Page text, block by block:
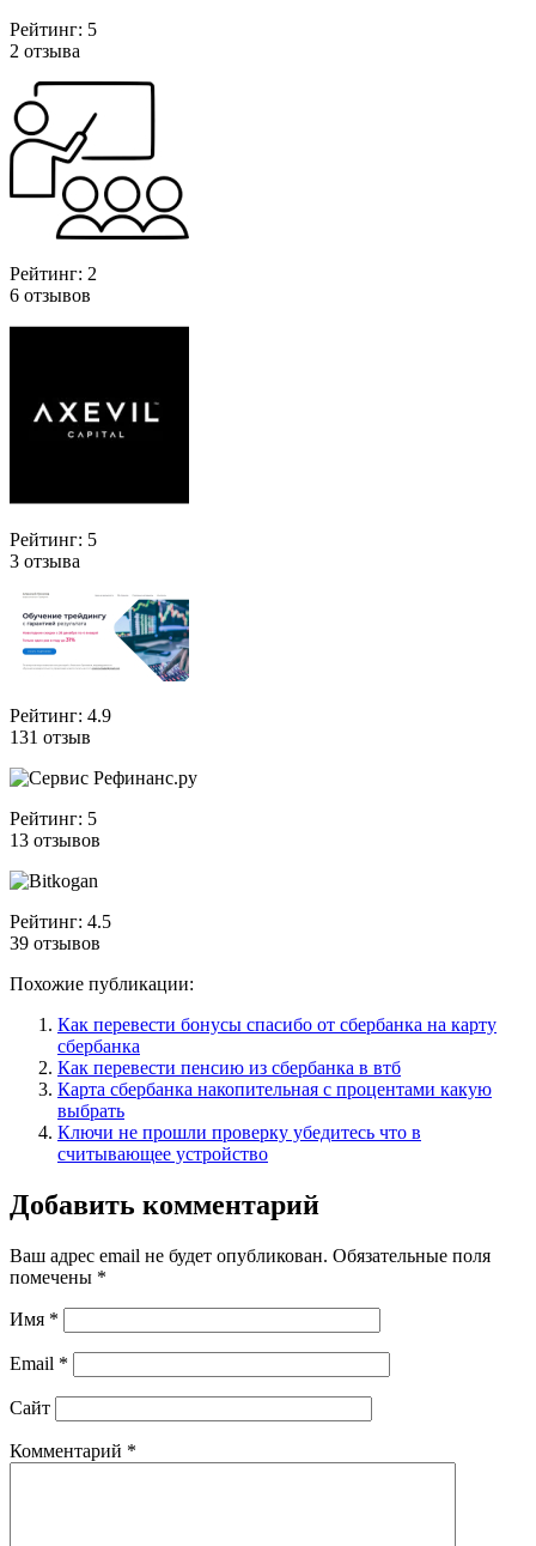
Рейтинг: 5
2 отзыва
Рейтинг: 2
6 отзывов
Рейтинг: 5
3 отзыва
Рейтинг: 4.9
131 отзыв
Рейтинг: 5
13 отзывов
Рейтинг: 4.5
39 отзывов
Похожие публикации:
Как перевести бонусы спасибо от сбербанка на карту
сбербанка
Как перевести пенсию из сбербанка в втб
Карта сбербанка накопительная с процентами какую
выбрать
Ключи не прошли проверку убедитесь что в
считывающее устройство
Добавить комментарий
Ваш адрес email не будет опубликован. Обязательные поля
помечены *
Имя *
Email *
Сайт
Комментарий *